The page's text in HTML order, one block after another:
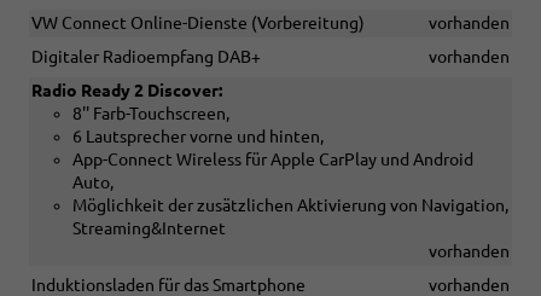
VW Connect Online-Dienste (Vorbereitung)
vorhanden
Digitaler Radioempfang DAB+
vorhanden
Radio Ready 2 Discover:
8'' Farb-Touchscreen,
6 Lautsprecher vorne und hinten,
App-Connect Wireless für Apple CarPlay und Android
Auto,
Möglichkeit der zusätzlichen Aktivierung von Navigation,
Streaming&Internet
vorhanden
Induktionsladen für das Smartphone
vorhanden